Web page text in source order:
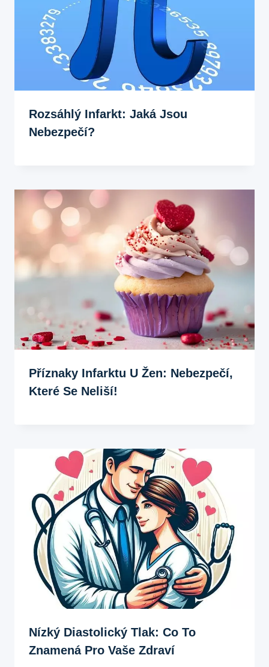
Rozsáhlý Infarkt: Jaká Jsou
Nebezpečí?
Příznaky Infarktu U Žen: Nebezpečí,
Které Se Neliší!
Nízký Diastolický Tlak: Co To
Znamená Pro Vaše Zdraví